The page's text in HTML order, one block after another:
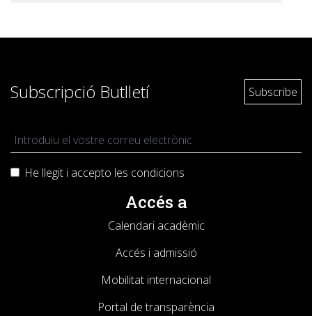
Subscripció Butlletí
He llegit i accepto les condicions
Accés a
Calendari acadèmic
Accés i admissió
Mobilitat internacional
Portal de transparència